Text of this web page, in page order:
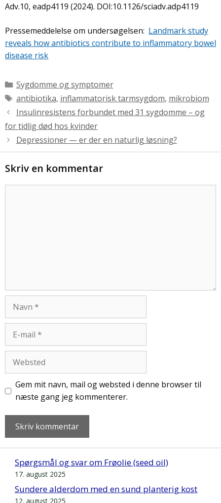
Adv.10, eadp4119 (2024). DOI:10.1126/sciadv.adp4119
Pressemeddelelse om undersøgelsen: Landmark study
reveals how antibiotics contribute to inflammatory bowel
disease risk
Kategorier
Sygdomme og symptomer
Tags
antibiotika, inflammatorisk tarmsygdom, mikrobiom
Insulinresistens forbundet med 31 sygdomme – og
for tidlig død hos kvinder
Depressioner — er der en naturlig løsning?
Skriv en kommentar
mail
Gem mit navn, mail og websted i denne browser til
næste gang jeg kommenterer.
Spørgsmål og svar om Frøolie (seed oil)
17. august 2025
Sundere alderdom med en sund planterig kost
12. august 2025